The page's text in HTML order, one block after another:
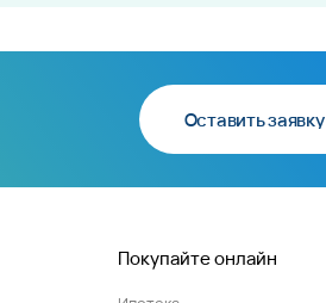
Оставить заявку
Покупайте онлайн